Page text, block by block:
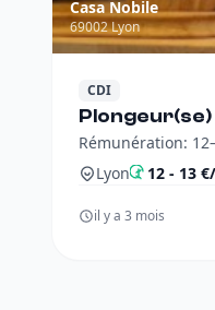
Casa Nobile
69002 Lyon
CDI
Plongeur(se)
Lyon
12 - 13
il y a 3 mois